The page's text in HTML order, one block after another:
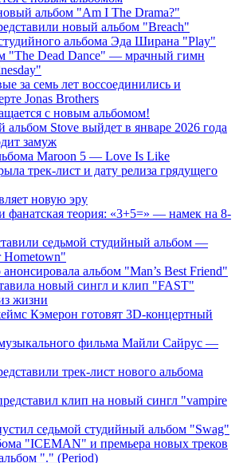
альбом "Am I The Drama?"
новый альбом "Breach"
альбома Эда Ширана "Play"
"The Dead Dance" — мрачный гимн
за семь лет воссоединились и
Jonas Brothers
с новым альбомом!
Stove выйдет в январе 2026 года
замуж
Maroon 5 — Love Is Like
трек-лист и дату релиза грядущего
новую эру
фанатская теория: «3+5=» — намек на 8-
седьмой студийный альбом —
Hometown"
альбом "Man’s Best Friend"
новый сингл и клип "FAST"
жизни
Кэмерон готовят 3D-концертный
фильма Майли Сайрус —
трек-лист нового альбома
клип на новый сингл "vampire
седьмой студийный альбом "Swag"
"ICEMAN" и премьера новых треков
"." (Period)